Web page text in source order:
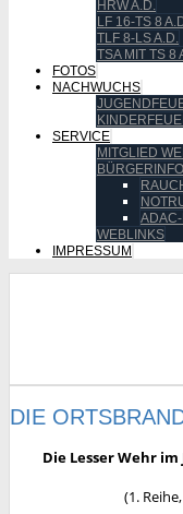
HRW A.D.
LF 16-TS 8
TLF 8-LS A.D.
TSA MIT TS 8
FOTOS
NACHWUCHS
SERVICE
MITGLIED
BÜRGERINFO
WEBLINKS
IMPRESSUM
DIE
Die Lesser Wehr
(1.